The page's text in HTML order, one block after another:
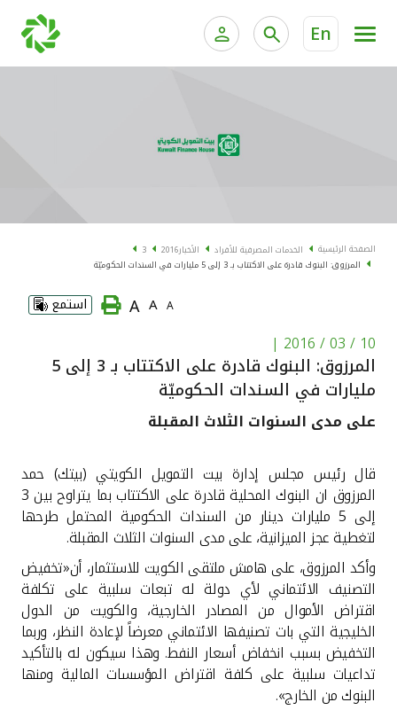
En
الخدمات المصرفية الإلكترونية للشركات
البطاقات
"برامج العملاء"
الاستثمار
القنوات المصرفية
أدوات وخدمات
خدمات ما بعد البيع
اتصل بنا
مواقع الفروع وأجهزة الصرف الآلي
ألمانيا
الصفحة الرئيسية الخدمات المصرفية للأفراد الأخبار2016
3
المرزوق: البنوك قادرة على الاكتتاب بـ 3 إلى 5 مليارات في السندات الحكوميّة
A
A
A استمع
10 / 03 / 2016
|
المرزوق: البنوك قادرة على الاكتتاب بـ 3 إلى 5
مليارات في السندات الحكوميّة
على مدى السنوات الثلاث المقبلة
قال رئيس مجلس إدارة بيت التمويل الكويتي (بيتك) حمد
المرزوق ان البنوك المحلية قادرة على الاكتتاب بما يتراوح بين 3
إلى 5 مليارات دينار من السندات الحكومية المحتمل طرحها
لتغطية عجز الميزانية، على مدى السنوات الثلاث المقبلة.
وأكد المرزوق، على هامش ملتقى الكويت للاستثمار، أن«تخفيض
التصنيف الائتماني لأي دولة له تبعات سلبية على تكلفة
اقتراض الأموال من المصادر الخارجية، والكويت من الدول
الخليجية التي بات تصنيفها الائتماني معرضاً لإعادة النظر، وربما
التخفيض بسبب انخفاض أسعار النفط. وهذا سيكون له بالتأكيد
تداعيات سلبية على كلفة اقتراض المؤسسات المالية ومنها
البنوك من الخارج».